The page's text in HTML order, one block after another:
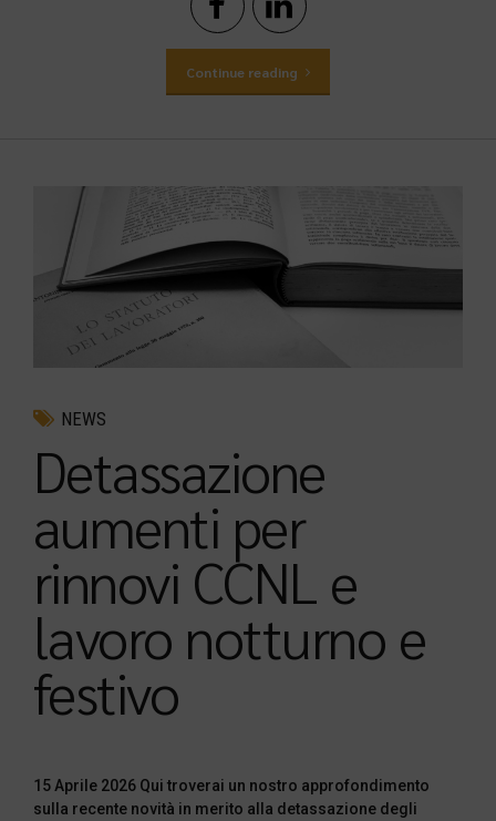
Continue reading
NEWS
Detassazione
aumenti per
rinnovi CCNL e
lavoro notturno e
festivo
15 Aprile 2026 Qui troverai un nostro approfondimento
sulla recente novità in merito alla detassazione degli